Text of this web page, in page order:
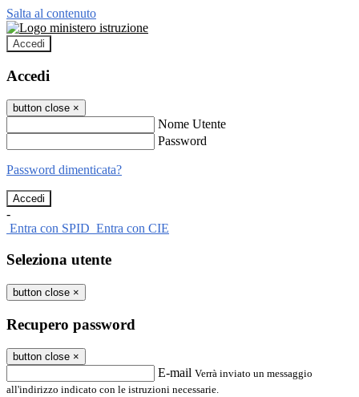
Salta al contenuto
Accedi
Accedi
button close ×
Nome Utente
Password
Password dimenticata?
-
Entra con SPID Entra con CIE
Seleziona utente
button close ×
Recupero password
button close ×
E-mail Verrà inviato un messaggio
all'indirizzo indicato con le istruzioni necessarie.